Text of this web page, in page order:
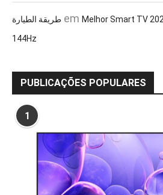
طريقة الطيارة em Melhor Smart TV
144Hz
PUBLICAÇÕES POPULARES
1